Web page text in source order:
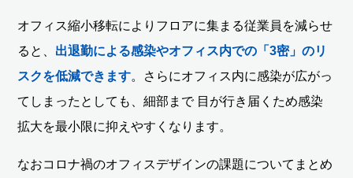
オフィス縮小移転によりフロアに集まる従業員を減らせ
ると、 出退勤による感染やオフィス内での「3密」のリ
スクを低減できます。さらにオフィス内に感染が広がっ
てしまったとしても、細部まで 目が行き届くため感染
拡大を最小限に抑えやすくなります。
なおコロナ禍のオフィスデザインの課題についてまとめ